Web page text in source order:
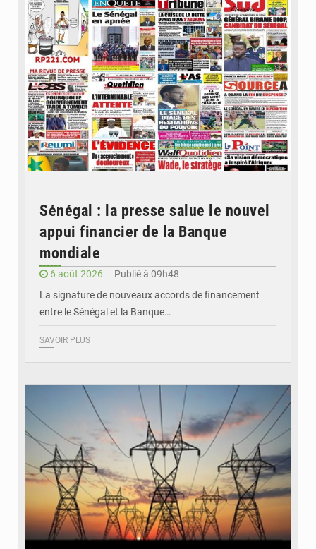
Sénégal : la presse salue le nouvel
appui financier de la Banque
mondiale
6 août 2026
Publié à 09h48
La signature de nouveaux accords de financement
entre le Sénégal et la Banque…
SAVOIR PLUS